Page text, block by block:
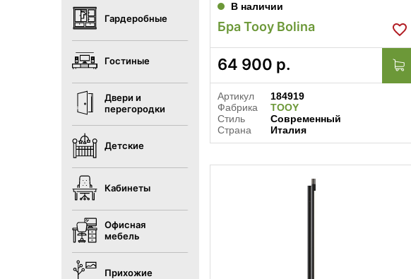
Гардеробные
Гостиные
Двери и
перегородки
Детские
Кабинеты
Офисная
мебель
Прихожие
В наличии
Бра Tooy Bolina
64 900 р.
Артикул
184919
Фабрика
TOOY
Стиль
Современный
Страна
Италия